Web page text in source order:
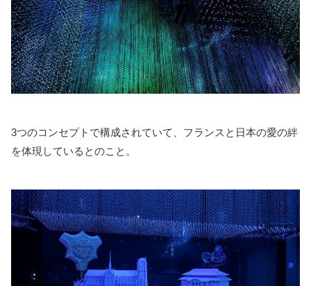
3つのコンセプトで構成されていて、フランスと日本の愛の絆
を体現しているとのこと。